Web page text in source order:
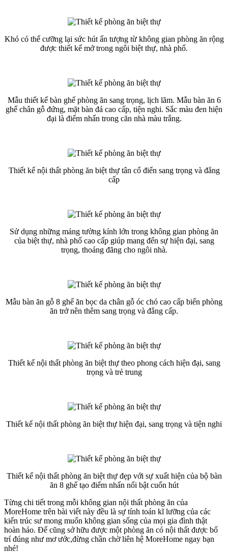
Khó có thể cưỡng lại sức hút ấn tượng từ không gian phòng ăn rộng
được thiết kế mở trong ngôi biệt thự, nhà phố.
Mẫu thiết kế bàn ghế phòng ăn sang trọng, lịch lãm. Mẫu bàn ăn 6
ghế chân gỗ đứng, mặt bàn đá cao cấp, tiện nghi. Sắc màu đen hiện
đại là điểm nhấn trong căn nhà màu trắng.
Thiết kế nội thất phòng ăn biệt thự tân cổ điển sang trọng và đẳng
cấp
Sử dụng những mảng tường kính lớn trong không gian phòng ăn
của biệt thự, nhà phố cao cấp giúp mang đến sự hiện đại, sang
trọng, thoáng đãng cho ngôi nhà.
Mẫu bàn ăn gỗ 8 ghế ăn bọc da chân gỗ óc chó cao cấp biến phòng
ăn trở nên thêm sang trọng và đẳng cấp.
Thiết kế nội thất phòng ăn biệt thự theo phong cách hiện đại, sang
trọng và trẻ trung
Thiết kế nội thất phòng ăn biệt thự hiện đại, sang trọng và tiện nghi
Thiết kế nội thất phòng ăn biệt thự đẹp với sự xuất hiện của bộ bàn
ăn 8 ghế tạo điểm nhấn nổi bật cuốn hút
Từng chi tiết trong mỗi không gian nội thất phòng ăn của
MoreHome trên bài viết này đều là sự tính toán kĩ lưỡng của các
kiến trúc sư mong muốn không gian sống của mọi gia đình thật
hoàn hảo. Để cũng sở hữu được một phòng ăn có nội thất được bố
trí đúng như mơ ước,đừng chần chờ liên hệ MoreHome ngay bạn
nhé!